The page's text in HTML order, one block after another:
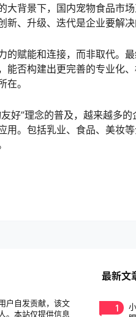
大背景下，国内宠物食品市
、升级、迭代是企业要解决
的赋能和连接，而非取代。
能否构建出更完善的专业化
。
好”理念的普及，越来越多
用。包括乳业、食品、美妆
户自发贡献，该文
。本站仅提供信息
最新文
1